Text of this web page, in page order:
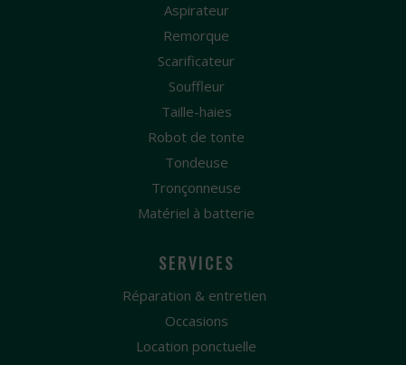
Aspirateur
Remorque
Scarificateur
Souffleur
Taille-haies
Robot de tonte
Tondeuse
Tronçonneuse
Matériel à batterie
SERVICES
Réparation & entretien
Occasions
Location ponctuelle